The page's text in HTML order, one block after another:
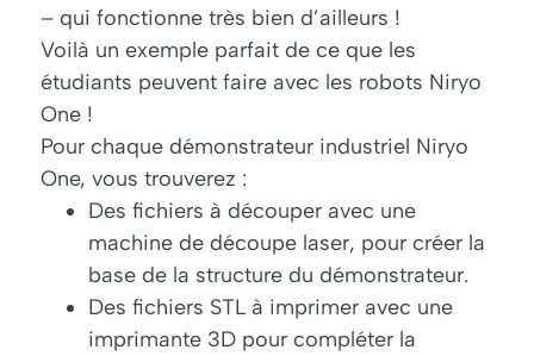
– qui fonctionne très bien d’ailleurs !
Voilà un exemple parfait de ce que les
étudiants peuvent faire avec les robots Niryo
One !
Pour chaque démonstrateur industriel Niryo
One, vous trouverez :
Des fichiers à découper avec une
machine de découpe laser, pour créer la
base de la structure du démonstrateur.
Des fichiers STL à imprimer avec une
imprimante 3D pour compléter la